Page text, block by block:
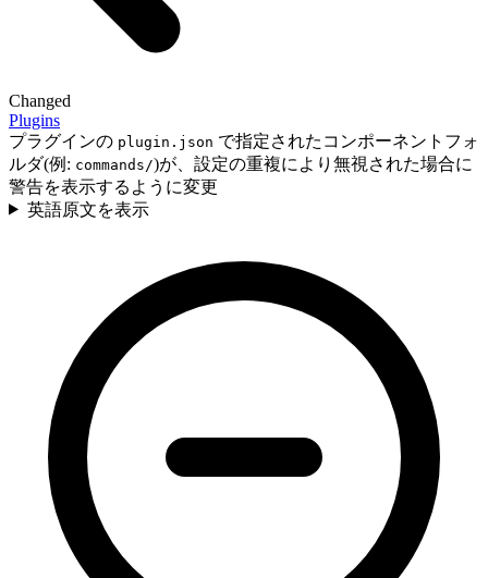
Changed
Plugins
プラグインの plugin.json で指定されたコンポーネントフォ
ルダ(例: commands/)が、設定の重複により無視された場合に
警告を表示するように変更
英語原文を表示